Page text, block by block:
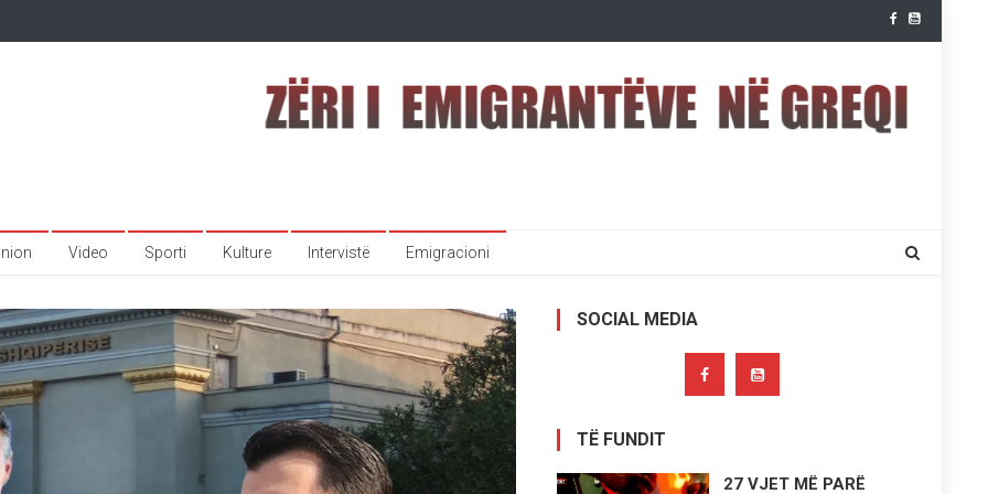
Video Sporti Kulture Intervistë Emigracioni
SOCIAL MEDIA
TË FUNDIT
27 VJET MË PARË